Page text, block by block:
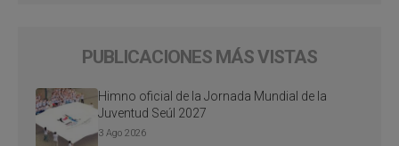
PUBLICACIONES MÁS VISTAS
Himno oficial de la Jornada Mundial de la
Juventud Seúl 2027
3 Ago 2026